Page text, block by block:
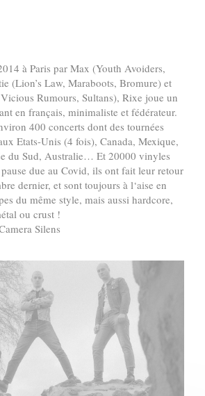
à Paris par Max (Youth Avoiders,
(Lion’s Law, Maraboots, Bromure) et
Rumours, Sultans), Rixe joue un
en français, minimaliste et fédérateur.
400 concerts dont des tournées
Etats-Unis (4 fois), Canada, Mexique,
du Sud, Australie… Et 20000 vinyles
due au Covid, ils ont fait leur retour
dernier, et sont toujours à l‘aise en
du même style, mais aussi hardcore,
ou crust !
Silens